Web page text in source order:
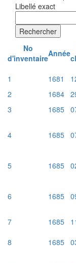
Libellé exact
Rechercher
No
d'inventaireAnnée
1
1681
2
1684
3
1685
4 1685
5 1685
6 1685
7 1685
8
1685